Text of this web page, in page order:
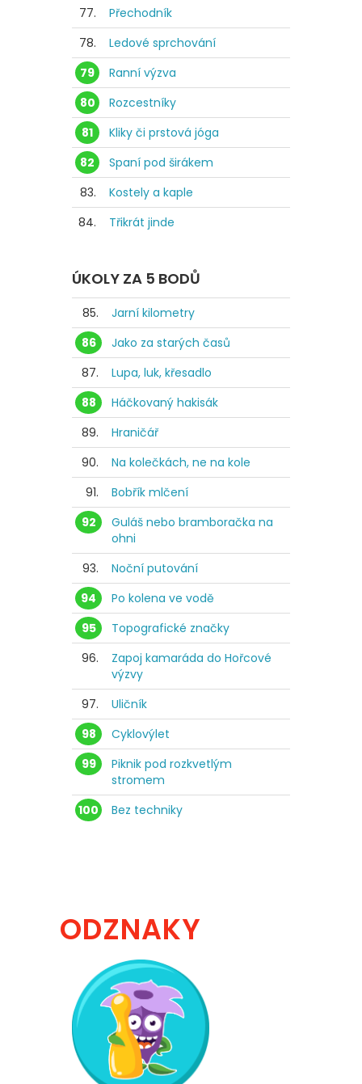
77.
Přechodník
78.
Ledové sprchování
79
Ranní výzva
80
Rozcestníky
81
Kliky či prstová jóga
82
Spaní pod širákem
83.
Kostely a kaple
84.
Třikrát jinde
ÚKOLY ZA 5 BODŮ
85.
Jarní kilometry
86
Jako za starých časů
87.
Lupa, luk, křesadlo
88
Háčkovaný hakisák
89.
Hraničář
90.
Na kolečkách, ne na kole
91.
Bobřík mlčení
92
Guláš nebo bramboračka na
ohni
93.
Noční putování
94
Po kolena ve vodě
95
Topografické značky
96.
Zapoj kamaráda do Hořcové
výzvy
97.
Uličník
98
Cyklovýlet
99
Piknik pod rozkvetlým
stromem
100
Bez techniky
ODZNAKY